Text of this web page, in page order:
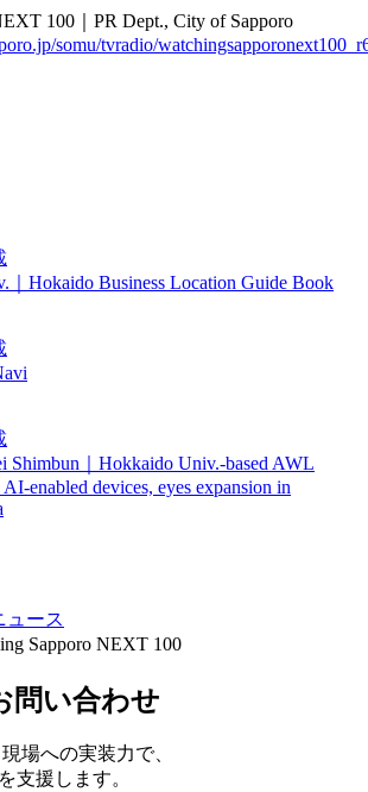
100｜PR Dept., City of Sapporo
somu/tvradio/
｜Hokaido Business Location Guide Book
Shimbun｜Hokkaido Univ.-based AWL
AI-enabled devices, eyes expansion in
ュース
Sapporo NEXT 100
問い合わせ
場への実装力で、
支援します。